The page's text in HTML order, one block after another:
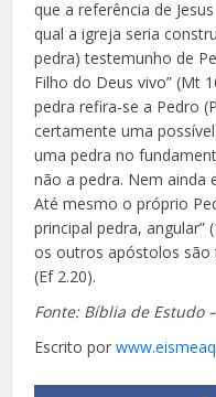
que a referência de
qual a igreja seria
pedra) testemunho de
Filho do Deus vivo” (Mt
pedra refira-se a Pedro
certamente uma
uma pedra no
não a pedra. Nem ainda
Até mesmo o próprio
principal pedra, angular”
os outros apóstolos são
(Ef 2.20).
Fonte: Bíblia de Estudo
Escrito por